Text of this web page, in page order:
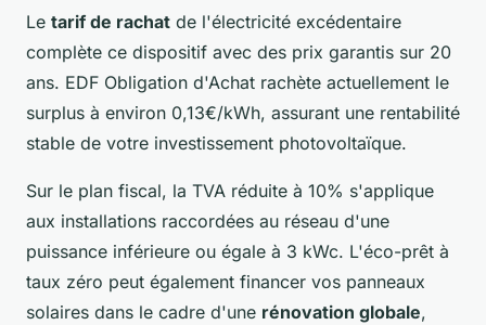
Le tarif de rachat de l'électricité excédentaire
complète ce dispositif avec des prix garantis sur 20
ans. EDF Obligation d'Achat rachète actuellement le
surplus à environ 0,13€/kWh, assurant une rentabilité
stable de votre investissement photovoltaïque.
Sur le plan fiscal, la TVA réduite à 10% s'applique
aux installations raccordées au réseau d'une
puissance inférieure ou égale à 3 kWc. L'éco-prêt à
taux zéro peut également financer vos panneaux
solaires dans le cadre d'une rénovation globale,